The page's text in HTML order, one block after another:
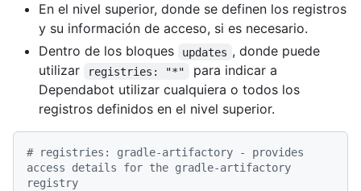
En el nivel superior, donde se definen los registros
y su información de acceso, si es necesario.
Dentro de los bloques
updates , donde puede
utilizar
registries: "*"
para indicar a
Dependabot utilizar cualquiera o todos los
registros definidos en el nivel superior.
# registries: gradle-artifactory - provides
access details for the gradle-artifactory
registry